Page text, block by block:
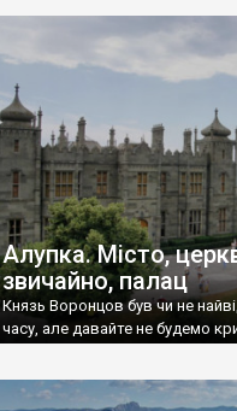
Алупка. Місто,
звичайно, палац
Князь Воронцов був чи не
часу, але давайте не будемо